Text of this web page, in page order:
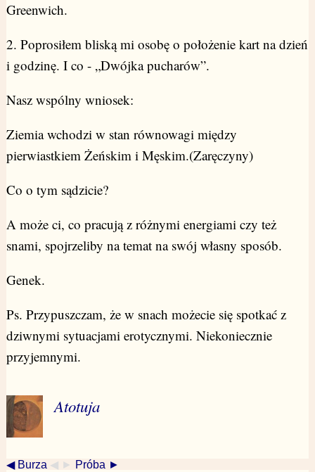
Greenwich.
2. Poprosiłem bliską mi osobę o położenie kart na dzień
i godzinę. I co - „Dwójka pucharów”.
Nasz wspólny wniosek:
Ziemia wchodzi w stan równowagi między
pierwiastkiem Żeńskim i Męskim.(Zaręczyny)
Co o tym sądzicie?
A może ci, co pracują z różnymi energiami czy też
snami, spojrzeliby na temat na swój własny sposób.
Genek.
Ps. Przypuszczam, że w snach możecie się spotkać z
dziwnymi sytuacjami erotycznymi. Niekoniecznie
przyjemnymi.
Atotuja
◀ Burza ◀ ► Próba ►